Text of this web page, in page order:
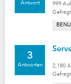
Antwort 999
Gefragt
3
Antworten 2,180
Gefragt